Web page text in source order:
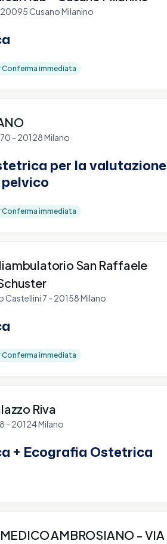
Cusano Milanino
Conferma immediata
- 20128 Milano
per la valutazione
Conferma immediata
San Raffaele
Castellini 7 - 20158 Milano
Conferma immediata
Riva
- 20124 Milano
+ Ecografia Ostetrica
AMBROSIANO - VIA